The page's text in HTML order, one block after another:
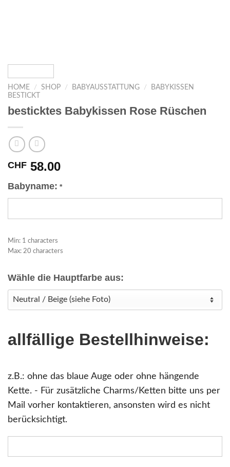
HOME / SHOP / BABYAUSSTATTUNG /
BABYKISSEN
BESTICKT
besticktes Babykissen Rose Rüschen
CHF 58.00
Babyname: *
Min: 1 characters
Max: 20 characters
Wähle die Hauptfarbe aus:
allfällige Bestellhinweise:
z.B.: ohne das blaue Auge oder ohne hängende
Kette. - Für zusätzliche Charms/Ketten bitte uns per
Mail vorher kontaktieren, ansonsten wird es nicht
berücksichtigt.